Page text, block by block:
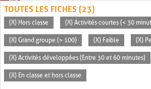
TOUTES LES FICHES (23)
(X) Hors classe (X) Activités courtes (< 30
(X) Grand groupe (> 100) (X) Faible (X)
(X) Activités développées (Entre 30 et 60 minutes)
(X) En classe et hors classe